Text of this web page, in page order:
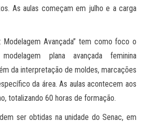
As aulas começam em julho e a carga
Modelagem Avançada” tem como foco o
plana avançada feminina
da interpretação de moldes, marcações
da área. As aulas acontecem aos
totalizando 60 horas de formação.
ser obtidas na unidade do Senac, em